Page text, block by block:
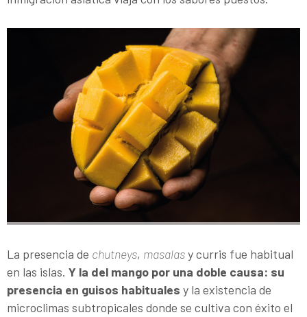
La presencia de chutneys, masalasy curris fue habitual
en las islas. Y la del mango por una doble causa: su
presencia en guisos habituales y la existencia de
microclimas subtropicales donde se cultiva con éxito el